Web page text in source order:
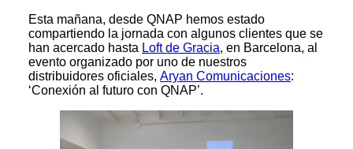
Esta mañana, desde QNAP hemos estado
compartiendo la jornada con algunos clientes que se
han acercado hasta Loft de Gracia, en Barcelona, al
evento organizado por uno de nuestros
distribuidores oficiales, Aryan Comunicaciones:
‘Conexión al futuro con QNAP’.